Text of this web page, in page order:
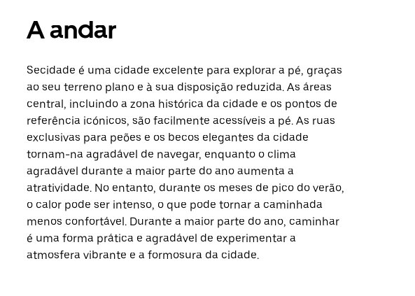
A andar
Secidade é uma cidade excelente para explorar a pé, graças
ao seu terreno plano e à sua disposição reduzida. As áreas
central, incluindo a zona histórica da cidade e os pontos de
referência icónicos, são facilmente acessíveis a pé. As ruas
exclusivas para peões e os becos elegantes da cidade
tornam-na agradável de navegar, enquanto o clima
agradável durante a maior parte do ano aumenta a
atratividade. No entanto, durante os meses de pico do verão,
o calor pode ser intenso, o que pode tornar a caminhada
menos confortável. Durante a maior parte do ano, caminhar
é uma forma prática e agradável de experimentar a
atmosfera vibrante e a formosura da cidade.